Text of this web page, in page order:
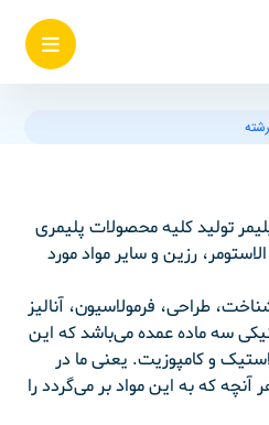
تولید کلیه محصولات پلیمری
رزین و سایر مواد مورد
طراحی، فرمولاسیون، آنالیز
سه ماده عمده می‌باشد که این
و کامپوزیت. یعنی ما در
که به این مواد بر می‌گردد را